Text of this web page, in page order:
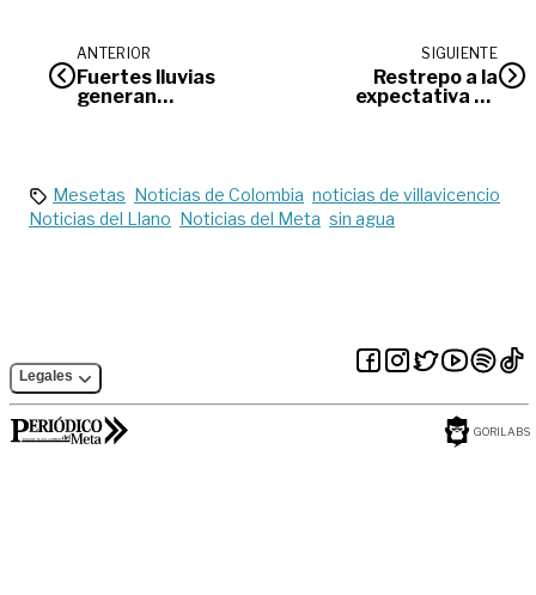
ANTERIOR
Fuertes lluvias
generan
SIGUIENTE
Restrepo a la
expectativa de
Mesetas Noticias de Colombia noticias de villavicencio
Noticias del Llano Noticias del Meta sin agua
Legales
GORILABS